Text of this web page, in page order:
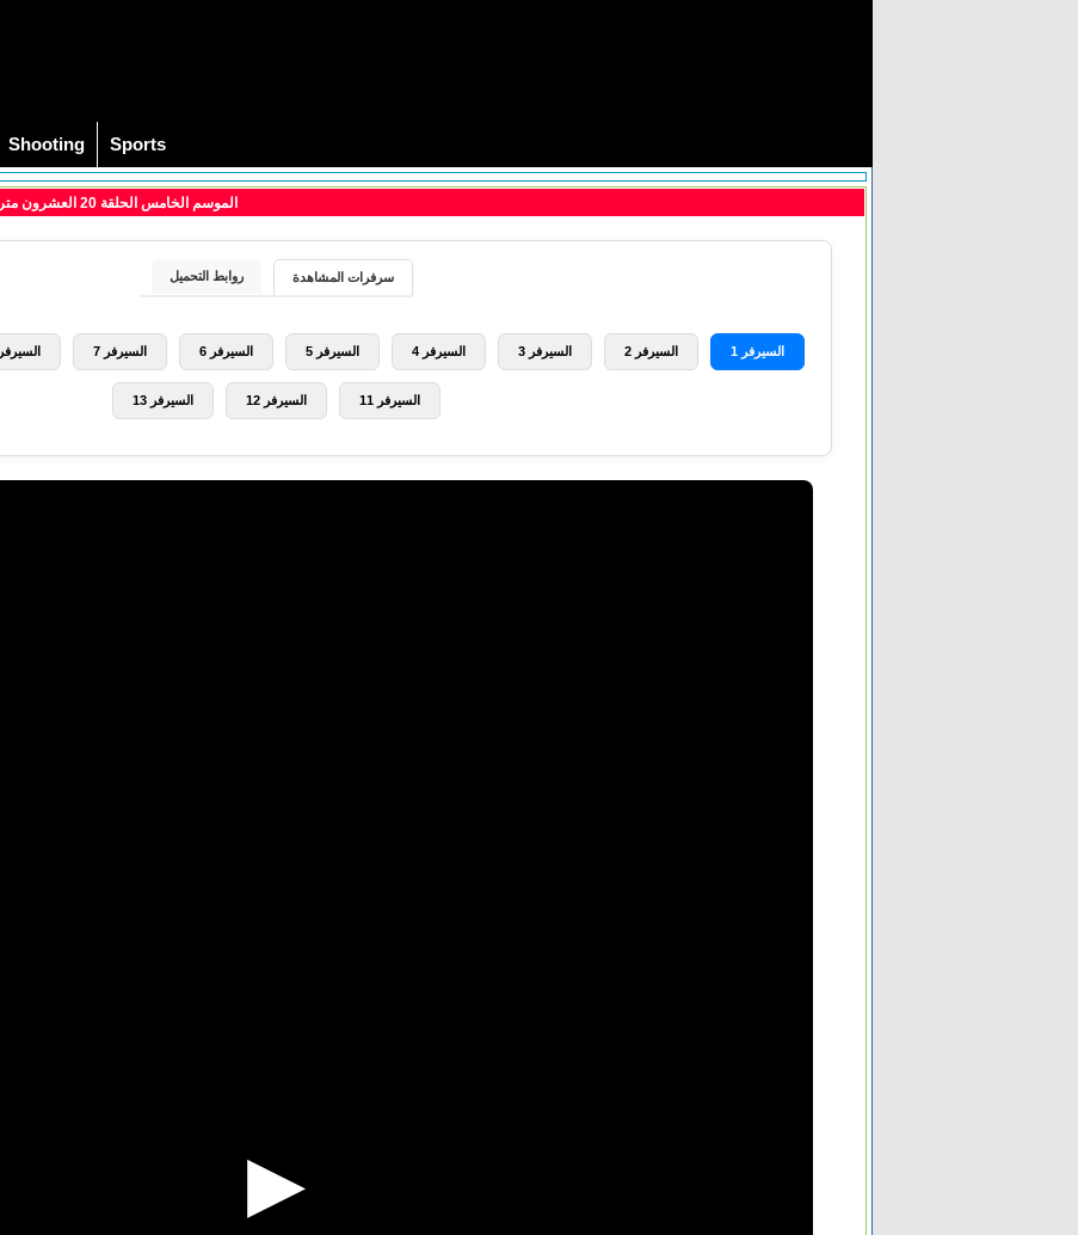
Shooting Sports
> مسلسل The Mentalist الموسم الخامس الحلقة 20 العشرون مترجم
سرفرات المشاهدة روابط التحميل
السيرفر 1 السيرفر 2 السيرفر 3 السيرفر 4 السيرفر 5 السيرفر 6 السيرفر 7 السيرفر 8
السيرفر 11 السيرفر 12 السيرفر 13